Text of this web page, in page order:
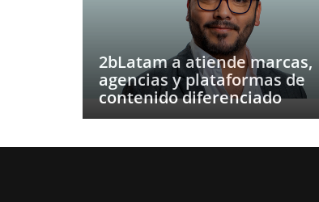
2bLatam a atiende marcas,
agencias y plataformas de
contenido diferenciado